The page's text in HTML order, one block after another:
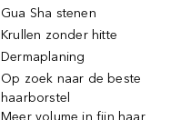
Gua Sha stenen
Krullen zonder hitte
Dermaplaning
Op zoek naar de beste
haarborstel
Meer volume in fijn haar